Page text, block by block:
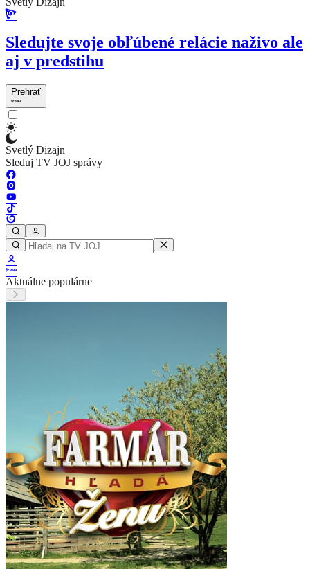
Sledujte svoje obľúbené relácie naživo ale
aj v predstihu
Prehrať
Svetlý Dizajn
Sleduj TV JOJ správy
Aktuálne populárne